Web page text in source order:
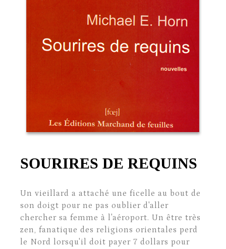
SOURIRES DE REQUINS
Un vieillard a attaché une ficelle au bout de
son doigt pour ne pas oublier d'aller
chercher sa femme à l'aéroport. Un être très
zen, fanatique des religions orientales perd
le Nord lorsqu'il doit payer 7 dollars pour